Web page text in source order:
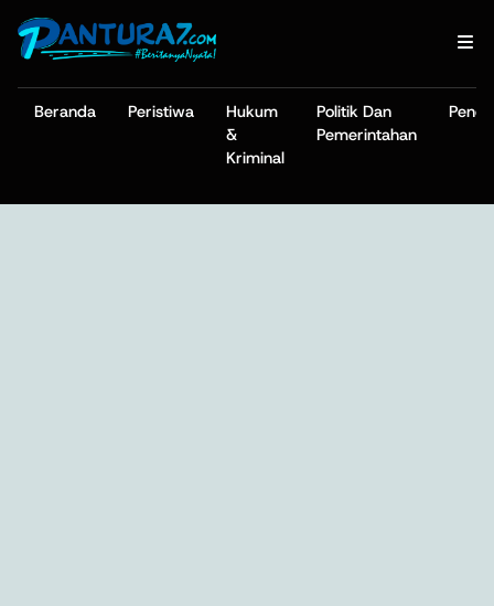
Beranda Peristiwa
Hukum
&
Kriminal
Politik Dan
Pemerintahan